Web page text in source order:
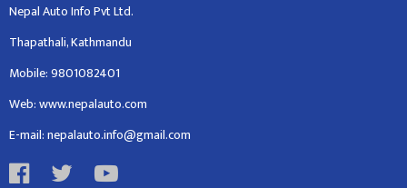
Nepal Auto Info Pvt Ltd.
Thapathali, Kathmandu
Mobile: 9801082401
Web: www.nepalauto.com
E-mail: nepalauto.info@gmail.com